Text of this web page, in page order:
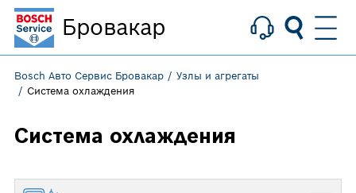
Bosch Авто Сервис Бровакар
Узлы и агрегаты
Система охлаждения
Система охлаждения
Бровакар